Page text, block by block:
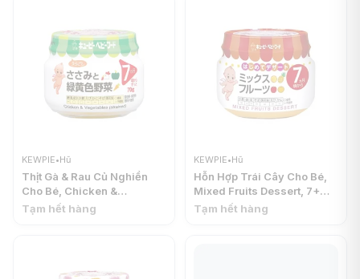
KEWPIE•Hũ
Thịt Gà & Rau Củ Nghiền
Cho Bé, Chicken &
Vegetables (Strained), 7+
Tạm hết hàng
KEWPIE•Hũ
Hỗn Hợp Trái Cây Cho Bé,
Mixed Fruits Dessert, 7+
Tháng (70g) - KEWPIE
Tạm hết hàng